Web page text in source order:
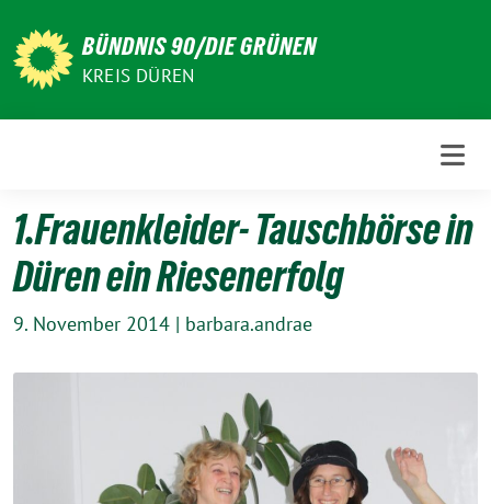
zum
Inhalt
BÜNDNIS 90/DIE GRÜNEN
KREIS DÜREN
1.Frauenkleider- Tauschbörse in
Düren ein Riesenerfolg
9. November 2014 | barbara.andrae